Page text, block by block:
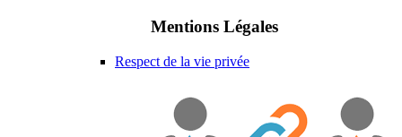
Mentions Légales
Respect de la vie privée